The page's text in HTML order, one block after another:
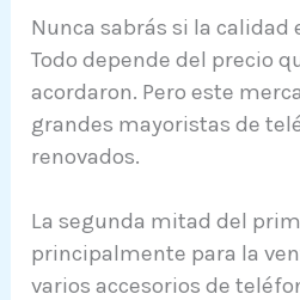
Nunca sabrás si la calidad
Todo depende del precio
acordaron. Pero este
grandes mayoristas de
renovados.
La segunda mitad del
principalmente para la
varios accesorios de